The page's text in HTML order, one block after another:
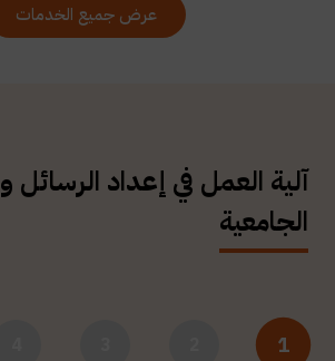
عرض جميع الخدمات
آلية العمل في إعداد الرسائل
الجامعية
1